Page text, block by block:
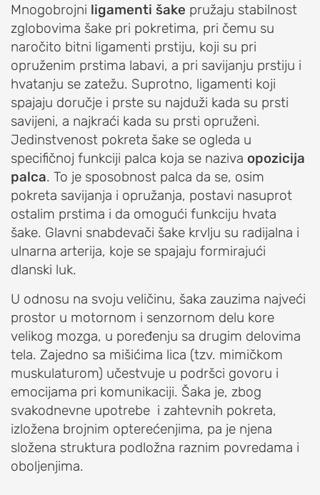
obaveštenja
Drugi
o
nama
RAME
POVREDE
I
OBOLJENJA
RAMENA
Sindrom
bolnog
ramena
burzitis)
Smrznuto
rame
(ukočeno
rame,
adhezivni
kapsulitis)
Nestabilnost
ramena
Mnogobrojni ligamenti šake pružaju stabilnost
zglobovima šake pri pokretima, pri čemu su
naročito bitni ligamenti prstiju, koji su pri
opruženim prstima labavi, a pri savijanju prstiju i
hvatanju se zatežu. Suprotno, ligamenti koji
spajaju doručje i prste su najduži kada su prsti
savijeni, a najkraći kada su prsti opruženi.
Jedinstvenost pokreta šake se ogleda u
specifičnoj funkciji palca koja se naziva opozicija
palca. To je sposobnost palca da se, osim
pokreta savijanja i opružanja, postavi nasuprot
ostalim prstima i da omogući funkciju hvata
šake. Glavni snabdevači šake krvlju su radijalna i
ulnarna arterija, koje se spajaju formirajući
dlanski luk.
U odnosu na svoju veličinu, šaka zauzima najveći
prostor u motornom i senzornom delu kore
velikog mozga, u poređenju sa drugim delovima
tela. Zajedno sa mišićima lica (tzv. mimičkom
muskulaturom) učestvuje u podršci govoru i
emocijama pri komunikaciji. Šaka je, zbog
svakodnevne upotrebe i zahtevnih pokreta,
izložena brojnim opterećenjima, pa je njena
složena struktura podložna raznim povredama i
oboljenjima.